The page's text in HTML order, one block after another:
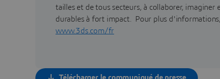
tailles et de tous secteurs, à collaborer, imaginer
durables à fort impact. Pour plus
www.3ds.com/fr